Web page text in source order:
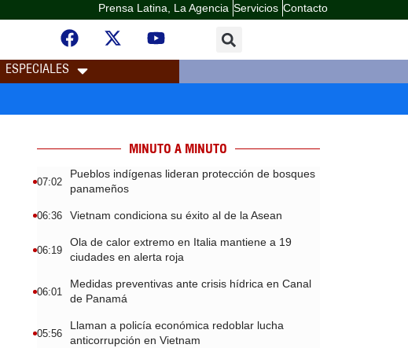
Prensa Latina, La Agencia Servicios Contacto
ESPECIALES
MINUTO A MINUTO
07:02
Pueblos indígenas lideran protección de bosques
panameños
06:36 Vietnam condiciona su éxito al de la Asean
06:19
Ola de calor extremo en Italia mantiene a 19
ciudades en alerta roja
06:01
Medidas preventivas ante crisis hídrica en Canal
de Panamá
05:56
Llaman a policía económica redoblar lucha
anticorrupción en Vietnam